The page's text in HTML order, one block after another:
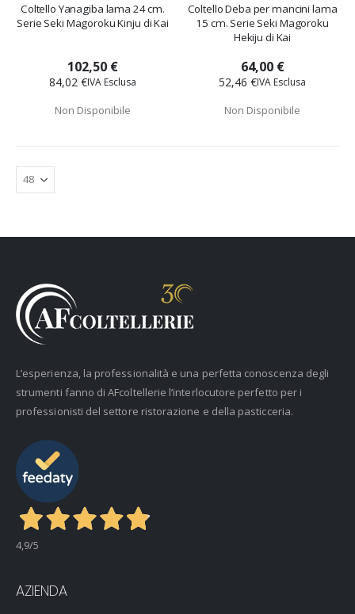
Coltello Yanagiba lama 24 cm.
Serie Seki Magoroku Kinju di Kai
102,50 €
84,02 €
Non Disponibile
Coltello Deba per mancini lama
15 cm. Serie Seki Magoroku
Hekiju di Kai
64,00 €
52,46 €
Non Disponibile
L’esperienza, la professionalità e una perfetta conoscenza degli
strumenti fanno di AFcoltellerie l’interlocutore perfetto per i
professionisti del settore ristorazione e della pasticceria.
4,9/5
AZIENDA